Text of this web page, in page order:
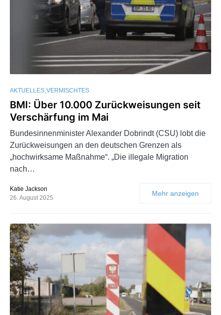
AKTUELLES VERMISCHTES
BMI: Über 10.000 Zurückweisungen seit
Verschärfung im Mai
Bundesinnenminister Alexander Dobrindt (CSU) lobt die
Zurückweisungen an den deutschen Grenzen als
„hochwirksame Maßnahme“. „Die illegale Migration
nach…
Katie Jackson
26. August 2025
Mehr anzeigen